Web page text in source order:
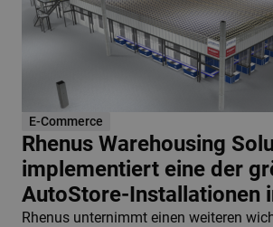
E-Commerce
Rhenus Warehousing
implementiert eine der
AutoStore-Installationen
Rhenus unternimmt einen weiteren